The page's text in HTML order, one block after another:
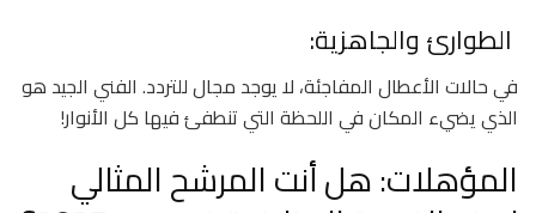
الطوارئ والجاهزية:
في حالات الأعطال المفاجئة، لا يوجد مجال للتردد. الفني الجيد هو
الذي يضيء المكان في اللحظة التي تنطفئ فيها كل الأنوار!
المؤهلات: هل أنت المرشح المثالي